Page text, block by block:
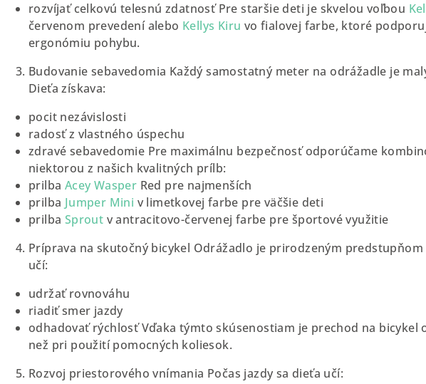
rozvíjať celkovú telesnú zdatnosť Pre staršie deti je skvelou voľbou
červenom prevedení alebo Kellys Kiru vo fialovej farbe, ktoré
ergonómiu pohybu.
Budovanie sebavedomia Každý samostatný meter na odrážadle je
Dieťa získava:
pocit nezávislosti
radosť z vlastného úspechu
zdravé sebavedomie Pre maximálnu bezpečnosť odporúčame
niektorou z našich kvalitných prílb:
prilba Acey Wasper Red pre najmenších
prilba Jumper Mini v limetkovej farbe pre väčšie deti
prilba Sprout v antracitovo-červenej farbe pre športové využitie
Príprava na skutočný bicykel Odrážadlo je prirodzeným predstupňom
učí:
udržať rovnováhu
riadiť smer jazdy
odhadovať rýchlosť Vďaka týmto skúsenostiam je prechod na bicykel
než pri použití pomocných koliesok.
Rozvoj priestorového vnímania Počas jazdy sa dieťa učí: